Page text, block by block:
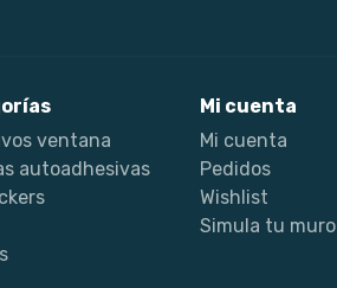
ventana
autoadhesivas
Mi cuenta
Mi cuenta
Pedidos
Wishlist
Simula tu muro